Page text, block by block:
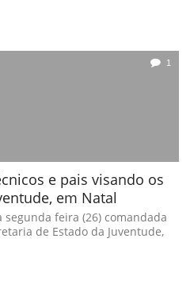
1
e pais visando os
em Natal
feira (26) comandada
de Estado da Juventude,